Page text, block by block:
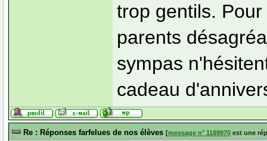
trop gentils.
parents
sympas
cadeau
Re : Réponses farfelues de nos élèves [message n° 1189970 est une